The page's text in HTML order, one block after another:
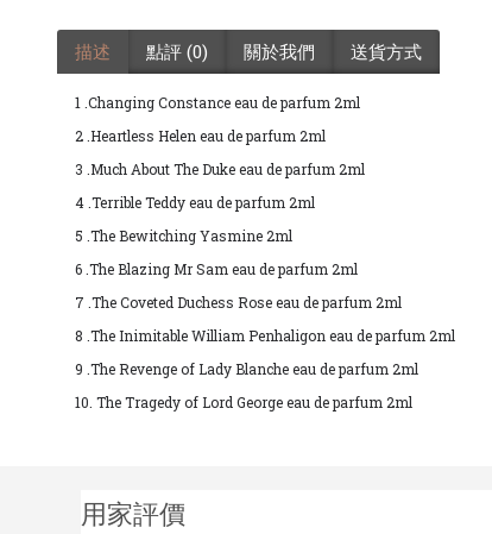
描述 點評 (0) 關於我們 送貨方式
1 .Changing Constance eau de parfum 2ml
2 .Heartless Helen eau de parfum 2ml
3 .Much About The Duke eau de parfum 2ml
4 .Terrible Teddy eau de parfum 2ml
5 .The Bewitching Yasmine 2ml
6 .The Blazing Mr Sam eau de parfum 2ml
7 .The Coveted Duchess Rose eau de parfum 2ml
8 .The Inimitable William Penhaligon eau de parfum 2ml
9 .The Revenge of Lady Blanche eau de parfum 2ml
10. The Tragedy of Lord George eau de parfum 2ml
用家評價